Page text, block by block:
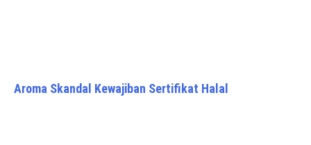
Aroma Skandal Kewajiban Sertifikat Halal